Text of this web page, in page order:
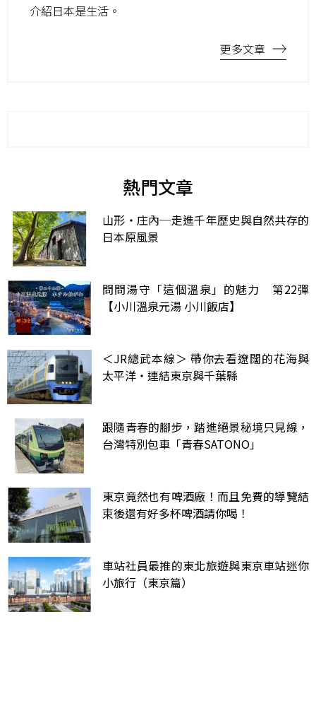
介紹日本是生活。
更多文章
熱門文章
山形・庄內─走進千年歷史與自然共存的
日本原風景
問問湯守「這個溫泉」的魅力 第22彈
【小川溫泉元湯 小川飯店】
＜JR總武本線＞ 帶你去看遼闊的花海與
太平洋・連結東京與千葉縣
跟隨青春的腳步，踏進絕景秘境只見線，
台灣特別包車「青春SATONO」
東京竟然也有啤酒廠！而且免費的導覽結
束後還有好多杯啤酒請你喝！
車站社員最推的東北旅遊與東京車站迷你
小旅行（東京篇）